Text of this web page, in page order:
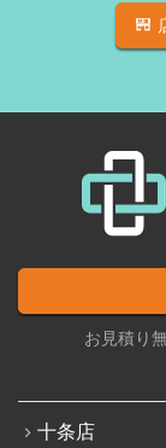
良）
iPadバッ
iPad充電
iPad水没
iPadその
Nintendo
Nintendo
Nintendo
iPhone
iPhone 12
iPhone
iPhone 12
iPhone 13
iPhone
iPhone SE
お見積り
十条店